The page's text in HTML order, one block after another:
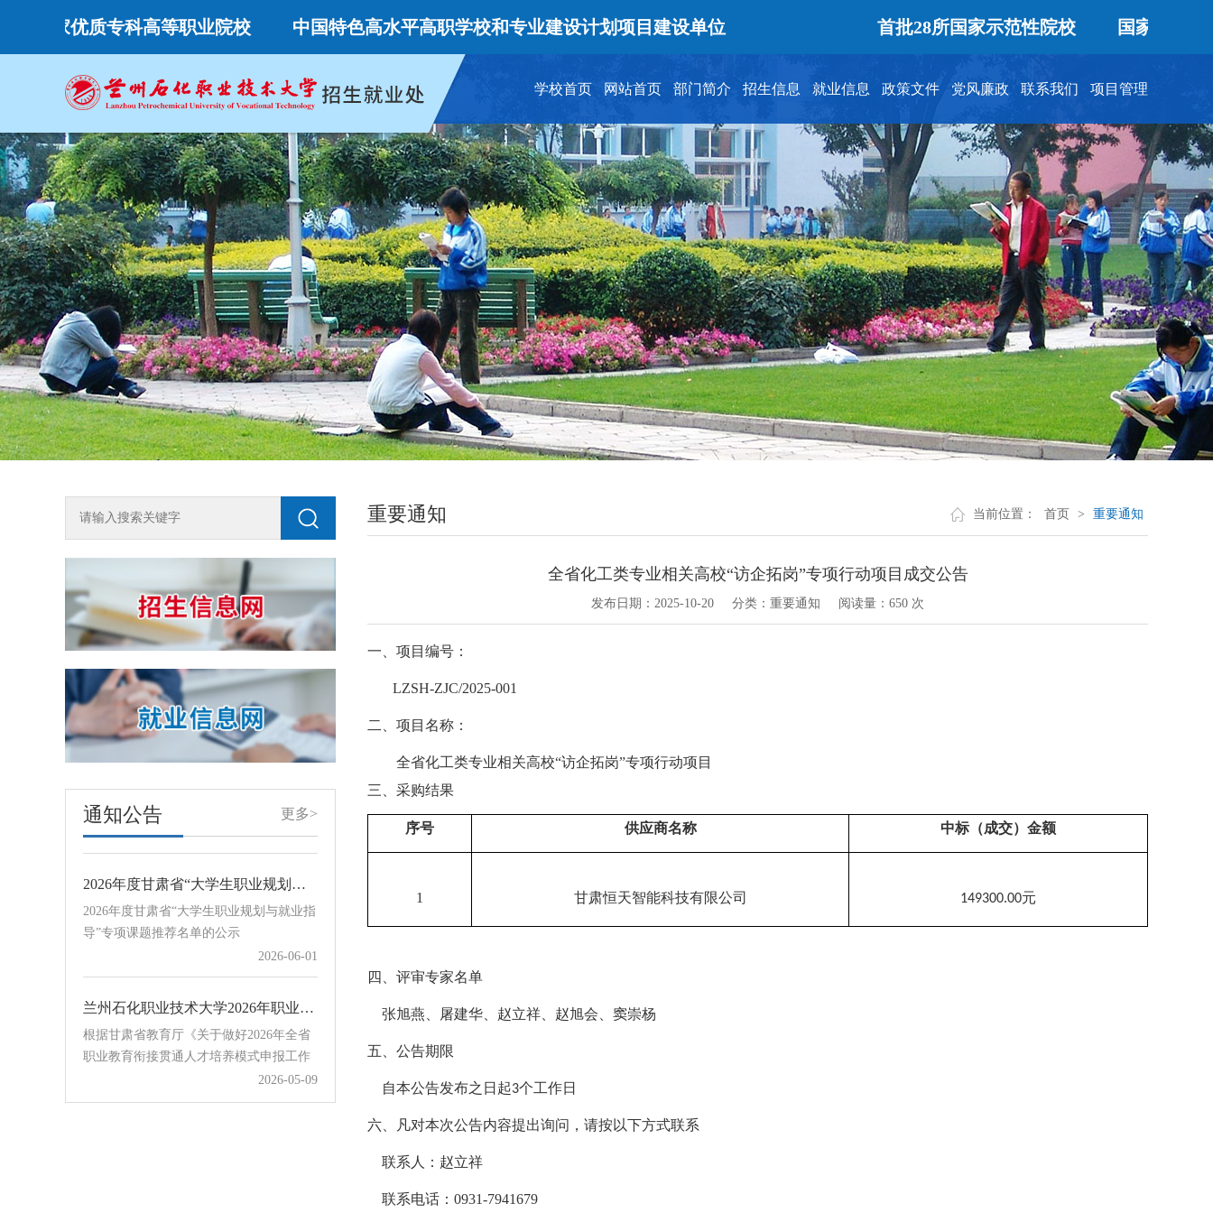
国家优质专科高等职业院校 中国特色高水平高职学校和专业建设计划项目建设单位 首批28所国家示范性院校 国家优质专科
学校首页 网站首页 部门简介 招生信息 就业信息 政策文件 党风廉政 联系我们 项目管理
通知公告 更多>
2018年单独测试招生咨询方式
为全面了解我校2018年单独测试招生工
作，尽快知晓单招动态，欢迎广大考生按
生源地申请加入兰州石化职业技术学院单
独招生QQ咨询群，或关注石化招生就业微
信公众号shzsjy。 石化单招（陇南天水）
QQ群：194508493石化单招（平凉庆阳）
QQ群：116103318石化单招（河西地区）
QQ群：707480505石化单招（其他地区）
指导课程体系的建设与优化，建设一批重
点行业职业技能类优质课程，根据教育部
展2026年宏志助航计划线上课程建设课题
申报工作的通知》，现组织开展我校宏志
助航计划线上课程建设课题申报工作。各
学院和相关部门请于8月23日前将申报表
2026-07-16
导”专项课题推荐名单的公示
职业教育衔接贯通人才培养模式申报工作
的通知》要求，学校认真组织开展2026年
职业教育衔接贯通培养项目申报评审工
重要通知 当前位置： 首页 > 重要通知
全省化工类专业相关高校“访企拓岗”专项行动项目成交公告
发布日期： 2025-10-20 分类： 重要通知 阅读量： 650 次
一、项目编号：
LZSH-ZJC/2025-001
二、项目名称：
全省化工类专业相关高校“访企拓岗”专项行动项目
三、采购结果
序号 供应商名称 中标（成交）金额
1 甘肃恒天智能科技有限公司 149300.00元
四 、评审专家名单
张旭燕、屠建华、赵立祥、赵旭会、窦崇杨
五 、公告期限
自本公告发布之日起3个工作日
六 、凡对本次公告内容提出询问，请按以下方式联系
联系人： 赵立祥
联系电话：0931-7941679